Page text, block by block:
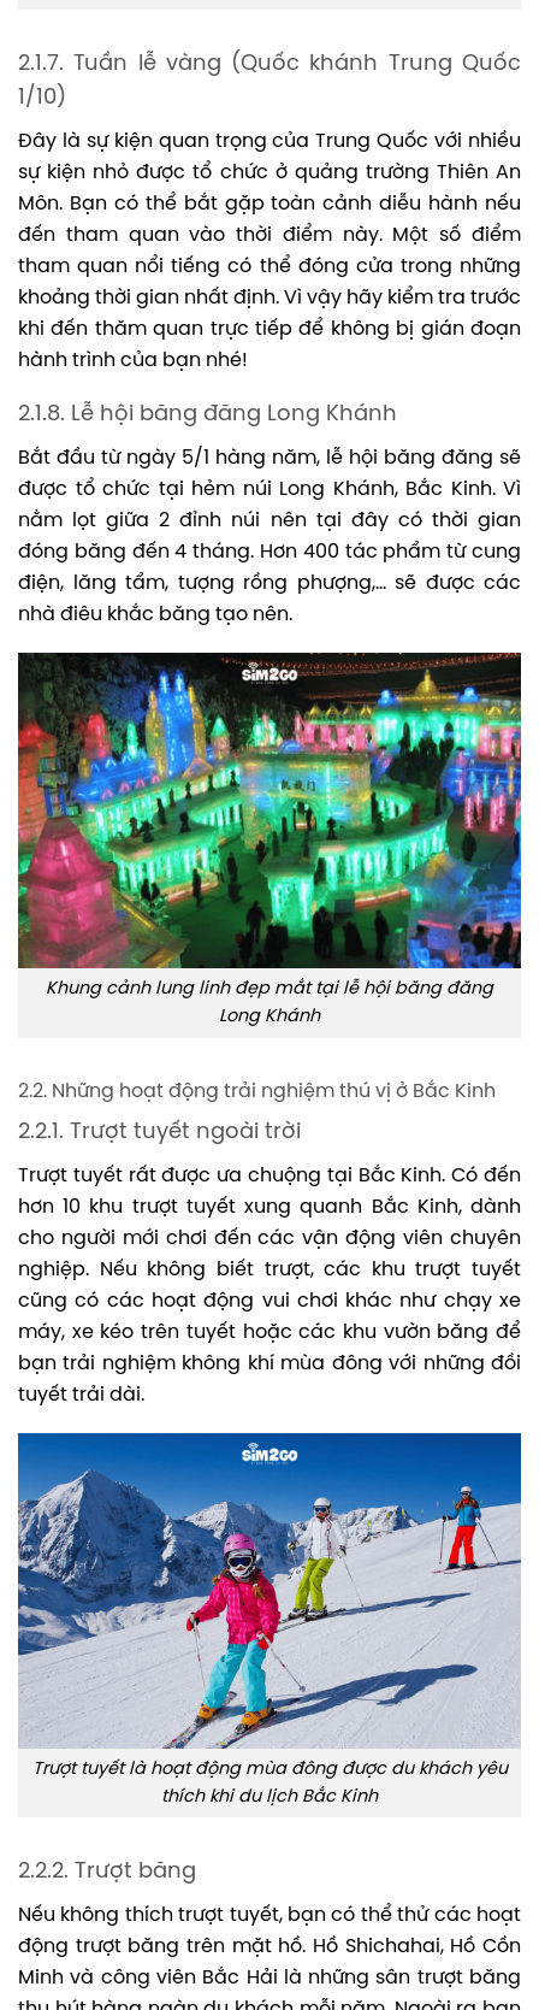
2.1.7. Tuần lễ vàng (Quốc khánh Trung Quốc
1/10)
Đây là sự kiện quan trọng của Trung Quốc với nhiều
sự kiện nhỏ được tổ chức ở quảng trường Thiên An
Môn. Bạn có thể bắt gặp toàn cảnh diễu hành nếu
đến tham quan vào thời điểm này. Một số điểm
tham quan nổi tiếng có thể đóng cửa trong những
khoảng thời gian nhất định. Vì vậy hãy kiểm tra trước
khi đến thăm quan trực tiếp để không bị gián đoạn
hành trình của bạn nhé!
2.1.8. Lễ hội băng đăng Long Khánh
Bắt đầu từ ngày 5/1 hàng năm, lễ hội băng đăng sẽ
được tổ chức tại hẻm núi Long Khánh, Bắc Kinh. Vì
nằm lọt giữa 2 đỉnh núi nên tại đây có thời gian
đóng băng đến 4 tháng. Hơn 400 tác phẩm từ cung
điện, lăng tẩm, tượng rồng phượng,… sẽ được các
nhà điêu khắc băng tạo nên.
Khung cảnh lung linh đẹp mắt tại lễ hội băng đăng
Long Khánh
2.2. Những hoạt động trải nghiệm thú vị ở Bắc Kinh
2.2.1. Trượt tuyết ngoài trời
Trượt tuyết rất được ưa chuộng tại Bắc Kinh. Có đến
hơn 10 khu trượt tuyết xung quanh Bắc Kinh, dành
cho người mới chơi đến các vận động viên chuyên
nghiệp. Nếu không biết trượt, các khu trượt tuyết
cũng có các hoạt động vui chơi khác như chạy xe
máy, xe kéo trên tuyết hoặc các khu vườn băng để
bạn trải nghiệm không khí mùa đông với những đồi
tuyết trải dài.
Trượt tuyết là hoạt động mùa đông được du khách yêu
thích khi du lịch Bắc Kinh
2.2.2. Trượt băng
Nếu không thích trượt tuyết, bạn có thể thử các hoạt
động trượt băng trên mặt hồ. Hồ Shichahai, Hồ Cồn
Minh và công viên Bắc Hải là những sân trượt băng